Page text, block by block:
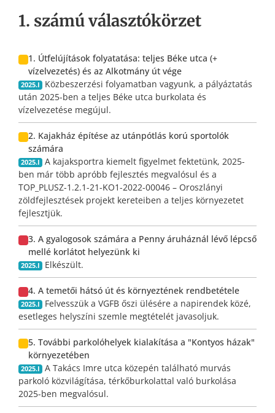
1. számú választókörzet
1. Útfelújítások folyatatása: teljes Béke utca (+
vízelvezetés) és az Alkotmány út vége
2025.I
Közbeszerzési folyamatban vagyunk, a pályáztatás
után 2025-ben a teljes Béke utca burkolata és
vízelvezetése megújul.
2. Kajakház építése az utánpótlás korú sportolók
számára
2025.I
A kajaksportra kiemelt figyelmet fektetünk, 2025-
ben már több apróbb fejlesztés megvalósul és a
TOP_PLUSZ-1.2.1-21-KO1-2022-00046 – Oroszlányi
zöldfejlesztések projekt kereteiben a teljes környezetet
fejlesztjük.
3. A gyalogosok számára a Penny áruháznál lévő lépcső
mellé korlátot helyezünk ki
2025.I Elkészült.
4. A temetői hátsó út és környeztének rendbetétele
2025.I
Felvesszük a VGFB őszi ülésére a napirendek közé,
esetleges helyszíni szemle megtételét javasoljuk.
5. További parkolóhelyek kialakítása a "Kontyos házak"
környezetében
2025.I
A Takács Imre utca közepén található murvás
parkoló közvilágítása, térkőburkolattal való burkolása
2025-ben megvalósul.